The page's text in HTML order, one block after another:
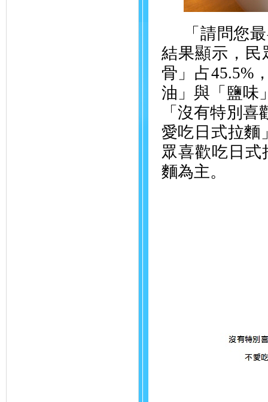
「請問您
結果顯示，民
骨」占45.5%
油」與「鹽味
「沒有特別
愛吃日式拉麵
眾喜歡吃日
麵為主。